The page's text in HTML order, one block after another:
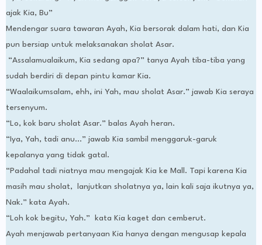
ajak Kia, Bu”
Mendengar suara tawaran Ayah, Kia bersorak dalam hati, dan Kia
pun bersiap untuk melaksanakan sholat Asar.
“Assalamualaikum, Kia sedang apa?” tanya Ayah tiba-tiba yang
sudah berdiri di depan pintu kamar Kia.
“Waalaikumsalam, ehh, ini Yah, mau sholat Asar.” jawab Kia seraya
tersenyum.
“Lo, kok baru sholat Asar.” balas Ayah heran.
“Iya, Yah, tadi anu...” jawab Kia sambil menggaruk-garuk
kepalanya yang tidak gatal.
“Padahal tadi niatnya mau mengajak Kia ke Mall. Tapi karena Kia
masih mau sholat, lanjutkan sholatnya ya, lain kali saja ikutnya ya,
Nak.” kata Ayah.
“Loh kok begitu, Yah.” kata Kia kaget dan cemberut.
Ayah menjawab pertanyaan Kia hanya dengan mengusap kepala